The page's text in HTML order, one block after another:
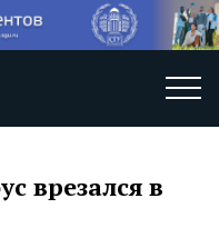
врезался в